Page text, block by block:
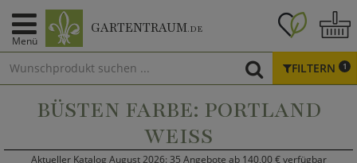
Menü
GARTENTRAUM.DE
FILTERN 1
BÜSTEN FARBE: PORTLAND
WEISS
Aktueller Katalog August 2026: 35 Angebote ab 140,00 € verfügbar